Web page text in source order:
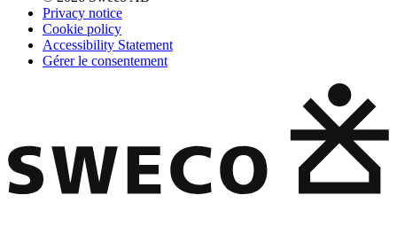
Privacy notice
Cookie policy
Accessibility Statement
Gérer le consentement